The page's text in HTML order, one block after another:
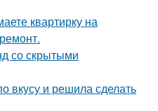
квартирку на
со скрытыми
вкусу и решила сделать